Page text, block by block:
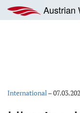
Inhalt
springen
Austrian
International–